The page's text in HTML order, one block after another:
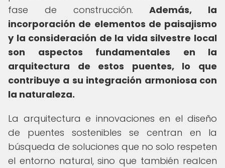
fase de construcción.Además, la
incorporación de elementos de paisajismo
y la consideración de la vida silvestre local
son aspectos fundamentales en la
arquitectura de estos puentes, lo que
contribuye a su integración armoniosa con
la naturaleza.
La arquitectura e innovaciones en el diseño
de puentes sostenibles se centran en la
búsqueda de soluciones que no solo respeten
el entorno natural, sino que también realcen